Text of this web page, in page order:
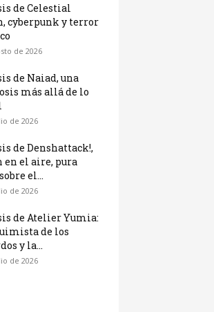
de Celestial
cyberpunk y terror
de 2026
de Naiad, una
más allá de lo
de 2026
de Denshattack!,
en el aire, pura
el...
de 2026
de Atelier Yumia:
de los
y la...
de 2026